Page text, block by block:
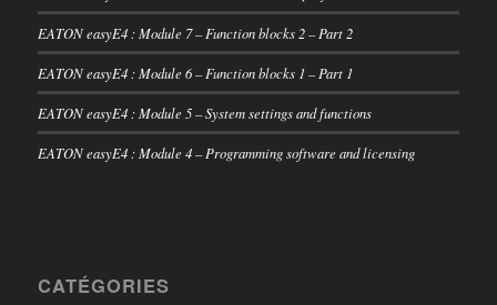
EATON easyE4 : Module 7 – Function blocks 2 – Part 2
EATON easyE4 : Module 6 – Function blocks 1 – Part 1
EATON easyE4 : Module 5 – System settings and functions
EATON easyE4 : Module 4 – Programming software and licensing
CATÉGORIES